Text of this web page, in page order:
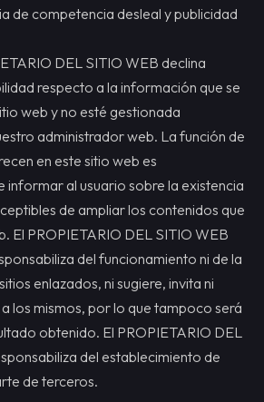
de competencia desleal y publicidad
DEL SITIO WEB declina
respecto a la información que se
web y no esté gestionada
administrador web. La función de
en este sitio web es
informar al usuario sobre la existencia
de ampliar los contenidos que
El PROPIETARIO DEL SITIO WEB
del funcionamiento ni de la
enlazados, ni sugiere, invita ni
los mismos, por lo que tampoco será
obtenido. El PROPIETARIO DEL
del establecimiento de
de terceros.